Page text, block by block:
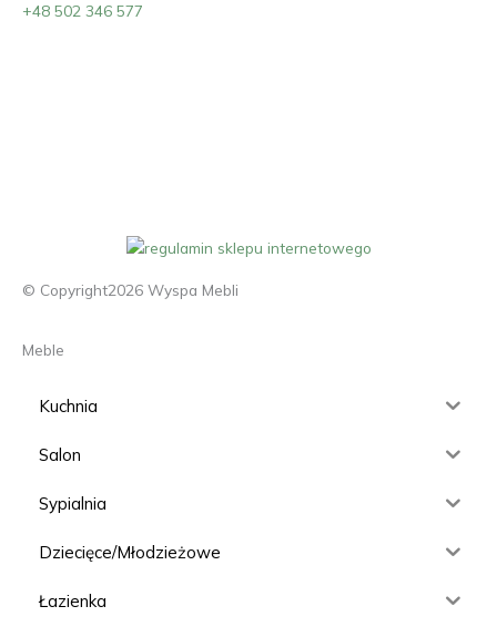
+48 502 346 577
© Copyright2026 Wyspa Mebli
Meble
Kuchnia
Salon
Sypialnia
Dziecięce/Młodzieżowe
Łazienka